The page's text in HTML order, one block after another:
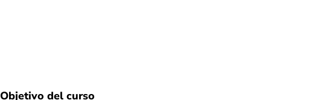
Objetivo del curso